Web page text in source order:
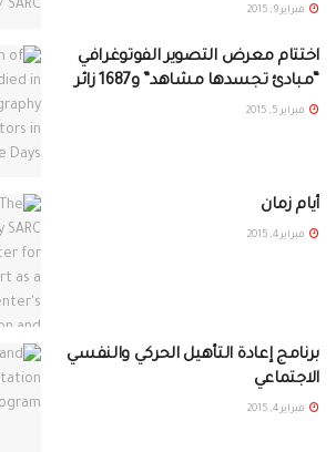
فبراير 9, 2015
اختتام معرض التصوير الفوتوغرافي
“مبادئ تجسدها مشاهد” و1687 زائر
فبراير 5, 2015
أيام زمان
فبراير 4, 2015
برنامج إعادة التأهيل الحركي والنفسي
الاجتماعي
فبراير 4, 2015